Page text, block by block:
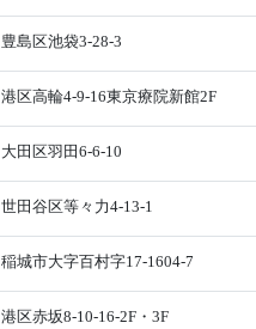
豊島区池袋3-28-3
港区高輪4-9-16東京療院新館2F
大田区羽田6-6-10
世田谷区等々力4-13-1
稲城市大字百村字17-1604-7
港区赤坂8-10-16-2F・3F